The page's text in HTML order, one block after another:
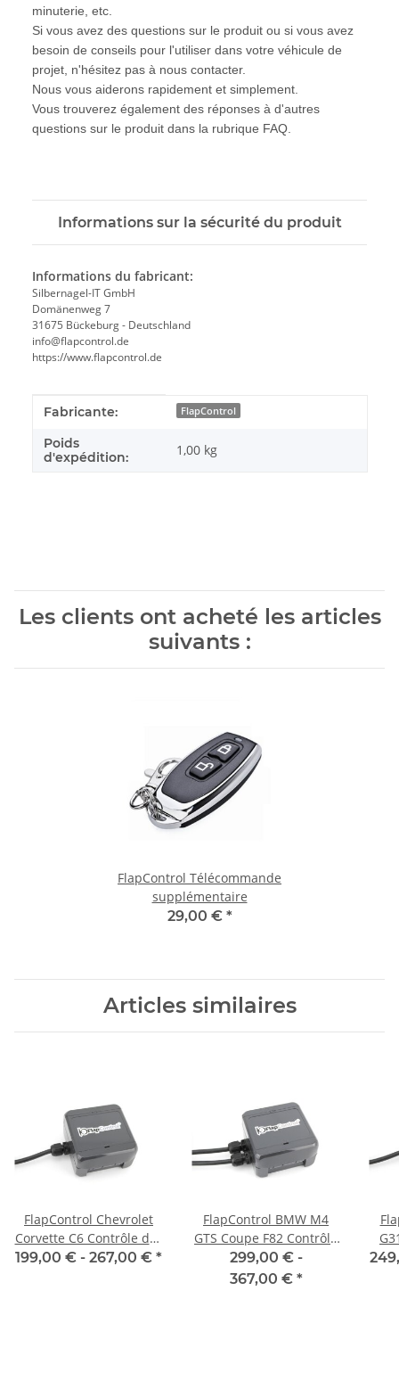
minuterie, etc.
Si vous avez des questions sur le produit ou si vous avez
besoin de conseils pour l'utiliser dans votre véhicule de
projet, n'hésitez pas à nous contacter.
Nous vous aiderons rapidement et simplement.
Vous trouverez également des réponses à d'autres
questions sur le produit dans la rubrique FAQ.
Informations sur la sécurité du produit
Informations du fabricant:
Silbernagel-IT GmbH
Domänenweg 7
31675 Bückeburg - Deutschland
info@flapcontrol.de
https://www.flapcontrol.de
#productDetails.itemInformation#
#productDetails.itemValue#
Fabricante: FlapControl
Poids
d'expédition:
1,00 kg
Les clients ont acheté les articles
suivants :
FlapControl Télécommande
supplémentaire
29,00 € *
Articles similaires
FlapControl Chevrolet
Corvette C6 Contrôle des
clapets d'échappement
199,00 € - 267,00 € *
FlapControl BMW M4
GTS Coupe F82 Contrôle
des clapets
d'échappement
299,00 € -
367,00 € *